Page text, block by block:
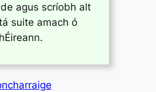
agus scríobh alt
suite amach ó